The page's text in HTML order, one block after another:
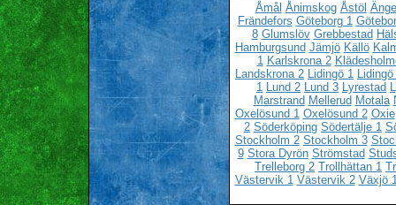
Åmål Ånimskog Åstöl
Frändefors Göteborg 1
8 Glumslöv Grebbestad
Hamburgsund Jämjö Källö
1 Karlskrona 2
Landskrona 2 Lidingö 1 Lidingö
1 Lund 2 Lund 3 Lyrestad
Marstrand Mellerud Motala
Oxelösund 1 Oxelösund 2 Oxie
2 Söderköping Södertälje 1
Stockholm 2 Stockholm 3
9 Stora Dyrön Strömstad
Trelleborg 2 Trollhättan 1
Västervik 1 Västervik 2 Växjö